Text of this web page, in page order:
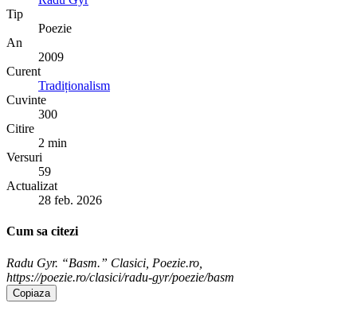
Tip
Poezie
An
2009
Curent
Tradiționalism
Cuvinte
300
Citire
2 min
Versuri
59
Actualizat
28 feb. 2026
Cum sa citezi
Radu Gyr. “Basm.” Clasici, Poezie.ro,
https://poezie.ro/clasici/radu-gyr/poezie/basm
Copiaza